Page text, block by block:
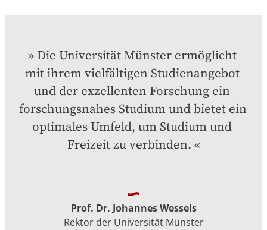
Die Universität Münster ermöglicht
mit ihrem vielfältigen Studienangebot
und der exzellenten Forschung ein
forschungsnahes Studium und bietet ein
optimales Umfeld, um Studium und
Freizeit zu verbinden.
Prof. Dr. Johannes Wessels
Rektor der Universität Münster